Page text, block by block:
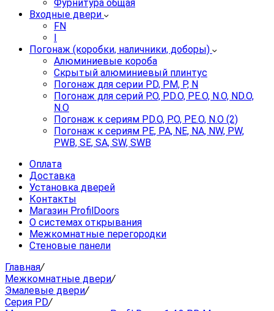
Фурнитура общая
Входные двери
FN
I
Погонаж (коробки, наличники, доборы)
Алюминиевые короба
Скрытый алюминиевый плинтус
Погонаж для серии PD, PM, P, N
Погонаж для серий P.O, PD.O, PE.O, N.O, ND.O,
N.O
Погонаж к сериям PD.O, P.O, PE.O, N.O (2)
Погонаж к сериям PE, PA, NE, NA, NW, PW,
PWB, SE, SA, SW, SWB
Оплата
Доставка
Установка дверей
Контакты
Магазин ProfilDoors
О системах открывания
Межкомнатные перегородки
Стеновые панели
Главная/
Межкомнатные двери/
Эмалевые двери/
Серия PD/